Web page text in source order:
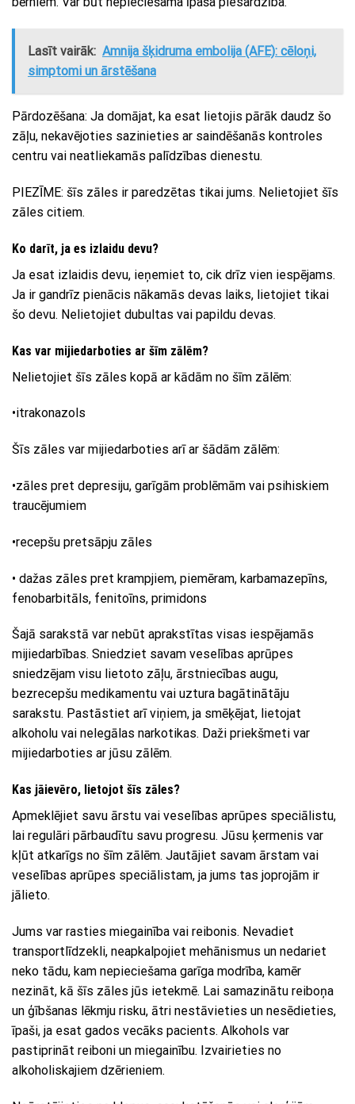
Lasīt vairāk: Amnija šķidruma embolija (AFE): cēloņi,
simptomi un ārstēšana
Pārdozēšana: Ja domājat, ka esat lietojis pārāk daudz šo
zāļu, nekavējoties sazinieties ar saindēšanās kontroles
centru vai neatliekamās palīdzības dienestu.
PIEZĪME: šīs zāles ir paredzētas tikai jums. Nelietojiet šīs
zāles citiem.
Ko darīt, ja es izlaidu devu?
Ja esat izlaidis devu, ieņemiet to, cik drīz vien iespējams.
Ja ir gandrīz pienācis nākamās devas laiks, lietojiet tikai
šo devu. Nelietojiet dubultas vai papildu devas.
Kas var mijiedarboties ar šīm zālēm?
Nelietojiet šīs zāles kopā ar kādām no šīm zālēm:
•itrakonazols
Šīs zāles var mijiedarboties arī ar šādām zālēm:
•zāles pret depresiju, garīgām problēmām vai psihiskiem
traucējumiem
•recepšu pretsāpju zāles
• dažas zāles pret krampjiem, piemēram, karbamazepīns,
fenobarbitāls, fenitoīns, primidons
Šajā sarakstā var nebūt aprakstītas visas iespējamās
mijiedarbības. Sniedziet savam veselības aprūpes
sniedzējam visu lietoto zāļu, ārstniecības augu,
bezrecepšu medikamentu vai uztura bagātinātāju
sarakstu. Pastāstiet arī viņiem, ja smēķējat, lietojat
alkoholu vai nelegālas narkotikas. Daži priekšmeti var
mijiedarboties ar jūsu zālēm.
Kas jāievēro, lietojot šīs zāles?
Apmeklējiet savu ārstu vai veselības aprūpes speciālistu,
lai regulāri pārbaudītu savu progresu. Jūsu ķermenis var
kļūt atkarīgs no šīm zālēm. Jautājiet savam ārstam vai
veselības aprūpes speciālistam, ja jums tas joprojām ir
jālieto.
Jums var rasties miegainība vai reibonis. Nevadiet
transportlīdzekli, neapkalpojiet mehānismus un nedariet
neko tādu, kam nepieciešama garīga modrība, kamēr
nezināt, kā šīs zāles jūs ietekmē. Lai samazinātu reiboņa
un ģībšanas lēkmju risku, ātri nestāvieties un nesēdieties,
īpaši, ja esat gados vecāks pacients. Alkohols var
pastiprināt reiboni un miegainību. Izvairieties no
alkoholiskajiem dzērieniem.